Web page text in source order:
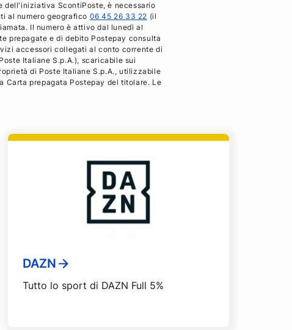
dell'iniziativa ScontiPoste, è necessario
al numero geografico 06 45 26 33 22 (il
Il numero è attivo dal lunedì al
prepagate e di debito Postepay consulta
accessori collegati al conto corrente di
Italiane S.p.A.), scaricabile sui
di Poste Italiane S.p.A., utilizzabile
prepagata Postepay del titolare. Le
DAZN
Tutto lo sport di DAZN Full 5%